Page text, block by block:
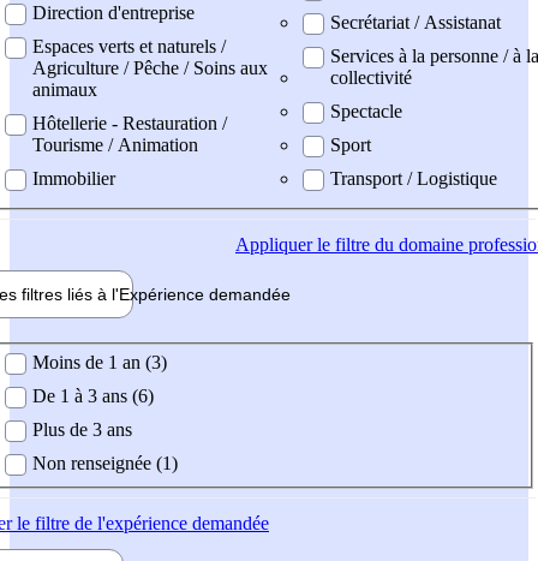
Direction d'entreprise
Espaces verts et naturels /
Agriculture / Pêche / Soins aux
animaux
Hôtellerie - Restauration /
Tourisme / Animation
Immobilier
Secrétariat / Assistanat
Services à la personne / à la
collectivité
Spectacle
Sport
Transport / Logistique
Appliquerle filtre du domaine
filtres liés à l'Expérience demandée
demandée
Moins de 1 an (3)
De 1 à 3 ans (6)
Plus de 3 ans
Non renseignée (1)
le filtre de l'expérience demandée